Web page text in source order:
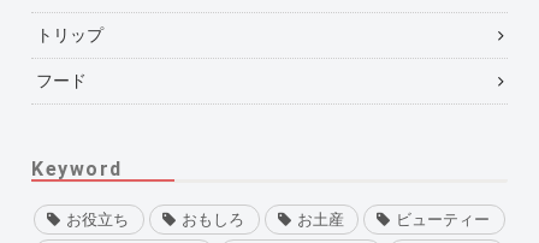
トリップ
フード
Keyword
お役立ち おもしろ お土産
ビューティー